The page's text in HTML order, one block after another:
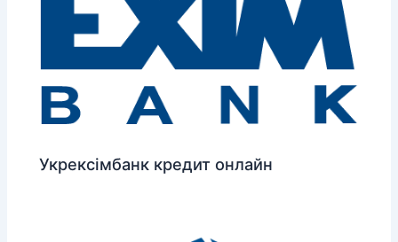
Укрексімбанк кредит онлайн